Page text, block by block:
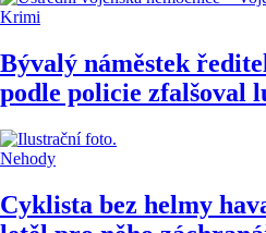
Krimi
Bývalý náměstek
podle policie zfalšoval
Nehody
Cyklista bez helmy